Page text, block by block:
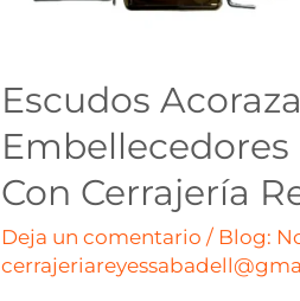
Escudos
Con Cerrajería
Deja un comentario / Blog: